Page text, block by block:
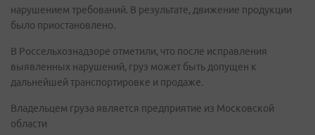
нарушением требований. В результате, движение продукции
было приостановлено.
В Россельхознадзоре отметили, что после исправления
выявленных нарушений, груз может быть допущен к
дальнейшей транспортировке и продаже.
Владельцем груза является предприятие из Московской
области